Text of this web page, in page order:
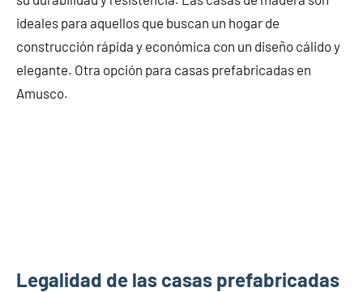
ideales para aquellos que buscan un hogar de
construcción rápida y económica con un diseño cálido y
elegante. Otra opción para casas prefabricadas en
Amusco.
Legalidad de las casas prefabricadas